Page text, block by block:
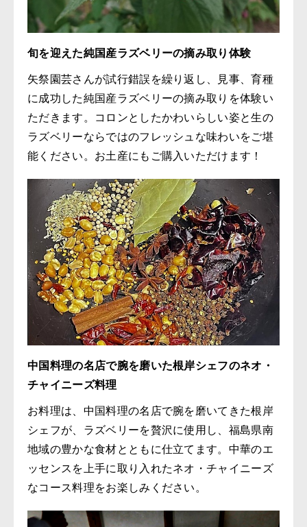
旬を迎えた純国産ラズベリーの摘み取り体験
矢祭園芸さんが試行錯誤を繰り返し、見事、育種
に成功した純国産ラズベリーの摘み取りを体験い
ただきます。コロンとしたかわいらしい姿と生の
ラズベリーならではのフレッシュな味わいをご堪
能ください。お土産にもご購入いただけます！
中国料理の名店で腕を磨いた根岸シェフのネオ・
チャイニーズ料理
お料理は、中国料理の名店で腕を磨いてきた根岸
シェフが、ラズベリーを贅沢に使用し、福島県南
地域の豊かな食材とともに仕立てます。中華のエ
ッセンスを上手に取り入れたネオ・チャイニーズ
なコース料理をお楽しみください。